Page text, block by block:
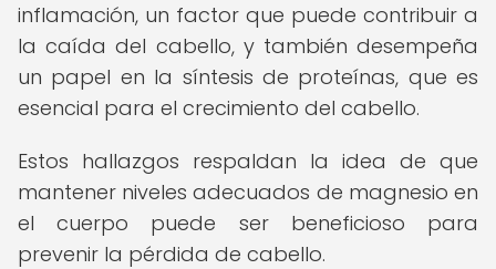
inflamación, un factor que puede contribuir a
la caída del cabello, y también desempeña
un papel en la síntesis de proteínas, que es
esencial para el crecimiento del cabello.
Estos hallazgos respaldan la idea de que
mantener niveles adecuados de magnesio en
el cuerpo puede ser beneficioso para
prevenir la pérdida de cabello.